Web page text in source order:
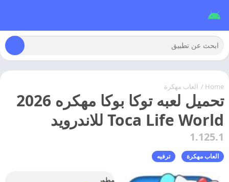
Home
/ العاب مهكرة
تحميل لعبه توكا بوكا مهكره 2026
Toca Life World للاندرويد
1.125.1
العاب مهكرة ترفيه
مطور